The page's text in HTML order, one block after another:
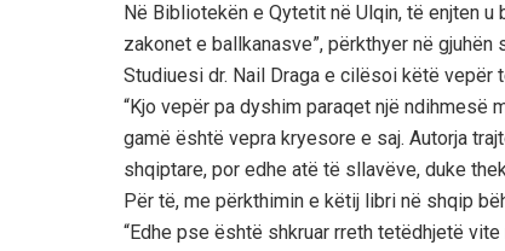
Në Bibliotekën e Qytetit në Ulqin, të enjten
zakonet e ballkanasve”, përkthyer në
Studiuesi dr. Nail Draga e cilësoi këtë vepër
“Kjo vepër pa dyshim paraqet një ndihmesë
gamë është vepra kryesore e saj. Autorja
shqiptare, por edhe atë të sllavëve, duke
Për të, me përkthimin e këtij libri në shqip
“Edhe pse është shkruar rreth tetëdhjetë